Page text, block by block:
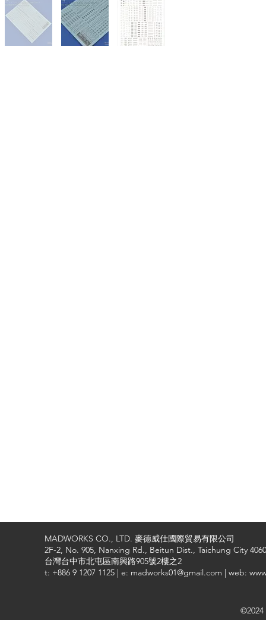
MADWORKS CO., LTD. 麥德威仕國際貿易有限公司
2F-2, No. 905, Nanxing Rd., Beitun Dist., Taichung City
台灣台中市北屯區南興路905號2樓之2
t: +886 9 1207 1125 | e: madworks01@gmail.com | web: